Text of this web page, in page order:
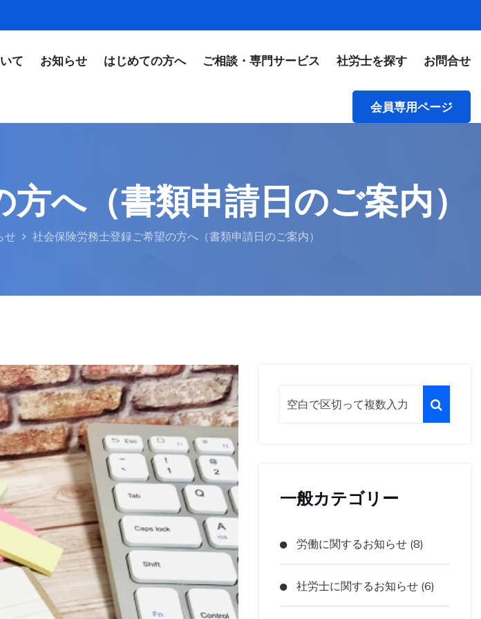
て お知らせ はじめての方へ ご相談・専門サービス 社労士を探す お問合せ
会員専用ページ
へ（書類申請日のご案内）
せ 社会保険労務士登録ご希望の方へ（書類申請日のご案内）
一般カテゴリー
労働に関するお知らせ (8)
社労士に関するお知らせ (6)